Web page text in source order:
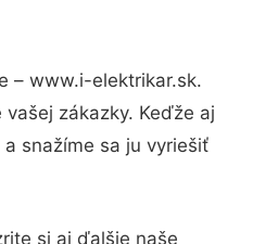
– www.i-elektrikar.sk.
zákazky. Keďže aj
snažíme sa ju vyriešiť
si aj ďalšie naše